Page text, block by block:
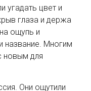
угадать цвет и
глаза и держа
ощупь и
название. Многим
новым для
Они ощутили